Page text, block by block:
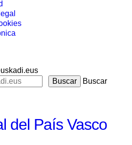
Buscar
del País Vasco